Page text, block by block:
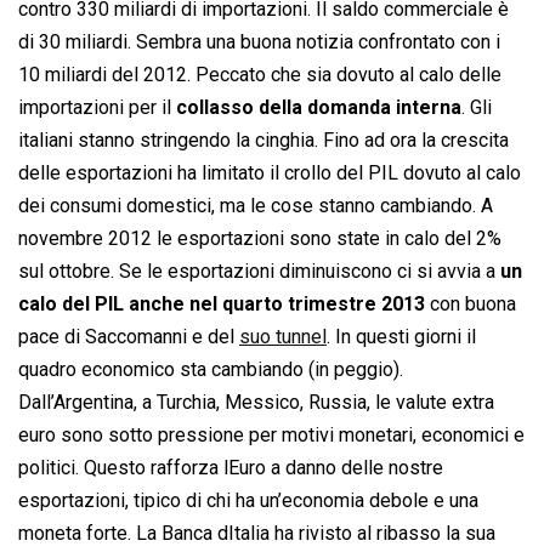
k
p
n
k
contro 330 miliardi di importazioni. Il saldo commerciale è
di 30 miliardi. Sembra una buona notizia confrontato con i
10 miliardi del 2012. Peccato che sia dovuto al calo delle
importazioni per il collasso della domanda interna. Gli
italiani stanno stringendo la cinghia. Fino ad ora la crescita
delle esportazioni ha limitato il crollo del PIL dovuto al calo
dei consumi domestici, ma le cose stanno cambiando. A
novembre 2012 le esportazioni sono state in calo del 2%
sul ottobre. Se le esportazioni diminuiscono ci si avvia a un
calo del PIL anche nel quarto trimestre 2013 con buona
pace di Saccomanni e del suo tunnel . In questi giorni il
quadro economico sta cambiando (in peggio).
Dall’Argentina, a Turchia, Messico, Russia, le valute extra
euro sono sotto pressione per motivi monetari, economici e
politici. Questo rafforza lEuro a danno delle nostre
esportazioni, tipico di chi ha un’economia debole e una
moneta forte. La Banca dItalia ha rivisto al ribasso la sua